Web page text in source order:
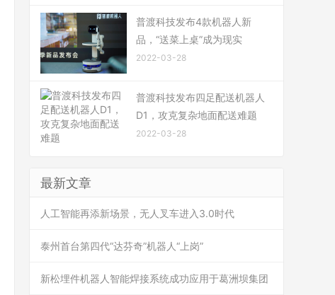
普渡科技发布4款机器人新
品，“送菜上桌”成为现实
2022-03-28
普渡科技发布四足配送机器人
D1，攻克复杂地面配送难题
2022-03-28
最新文章
人工智能再添新场景，无人叉车进入3.0时代
泰州首台第四代“达芬奇”机器人“上岗”
新松埋件机器人智能焊接系统成功应用于葛洲坝集团